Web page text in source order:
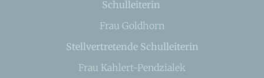
Schulleiterin
Frau Goldhorn
Stellvertretende Schulleiterin
Frau Kahlert-Pendzialek